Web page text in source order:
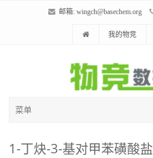
邮箱: wingch@basechem.org
我的物竞
菜单
1-丁炔-3-基对甲苯磺酸盐